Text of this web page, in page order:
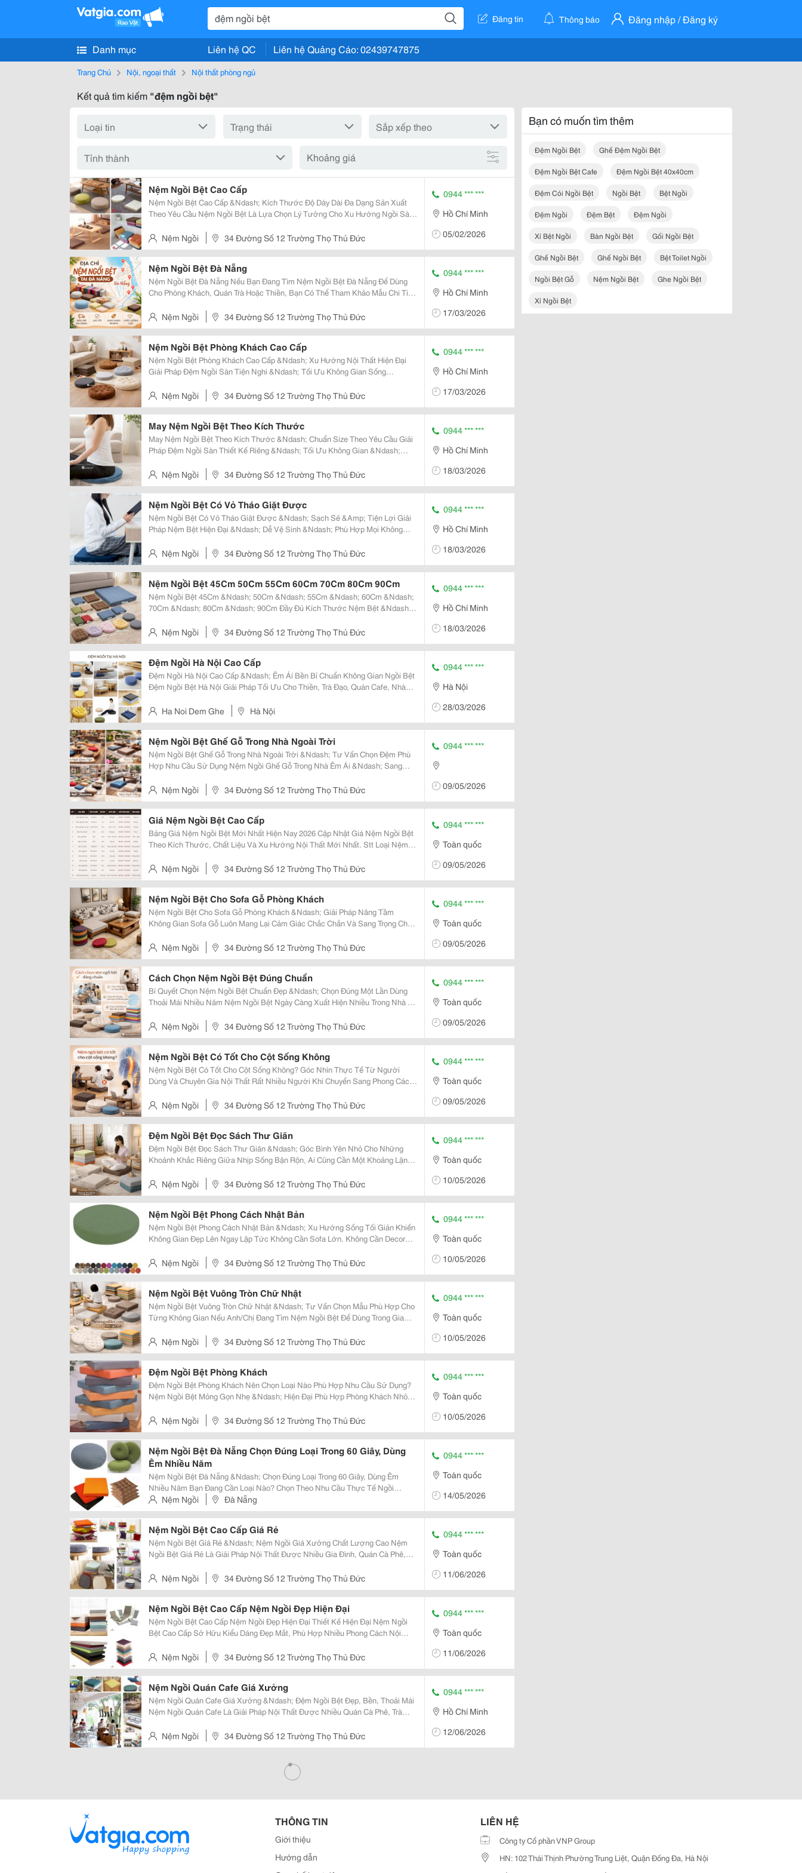
Đăng tin Thông báo Đăng nhập / Đăng ký
Danh mục Liên hệ QC Liên hệ Quảng Cáo: 02439747875
Trang Chủ Nội, ngoại thất Nội thất phòng ngủ
Kết quả tìm kiếm "đệm ngồi bệt"
Khoảng giá
Nệm Ngồi Bệt Cao Cấp
Nệm Ngồi Bệt Cao Cấp &Ndash; Kích Thước Độ Dày Dài Đa Dạng Sản Xuất
Theo Yêu Cầu Nệm Ngồi Bệt Là Lựa Chọn Lý Tưởng Cho Xu Hướng Ngồi Sàn
Khi Sử Dụng Lâu. Sản Phẩm Phù Hợp Cho Gia...
Nệm Ngồi 34 Đường Số 12 Trường Thọ Thủ Đức
0944 *** ***
Hồ Chí Minh
05/02/2026
Nệm Ngồi Bệt Đà Nẵng
Nệm Ngồi Bệt Đà Nẵng Nếu Bạn Đang Tìm Nệm Ngồi Bệt Đà Nẵng Để Dùng
Cho Phòng Khách, Quán Trà Hoặc Thiền, Bạn Có Thể Tham Khảo Mẫu Chi Tiết
Chọn. Nệm Lót Ngồi Dưới Sàn Tiện Lợi Cho...
Nệm Ngồi 34 Đường Số 12 Trường Thọ Thủ Đức
0944 *** ***
Hồ Chí Minh
17/03/2026
Nệm Ngồi Bệt Phòng Khách Cao Cấp
Nệm Ngồi Bệt Phòng Khách Cao Cấp &Ndash; Xu Hướng Nội Thất Hiện Đại
Giải Pháp Đệm Ngồi Sàn Tiện Nghi &Ndash; Tối Ưu Không Gian Sống
Ngồi Bệt Phòng Khách Đang Trở Thành Lựa...
Nệm Ngồi 34 Đường Số 12 Trường Thọ Thủ Đức
0944 *** ***
Hồ Chí Minh
17/03/2026
May Nệm Ngồi Bệt Theo Kích Thước
May Nệm Ngồi Bệt Theo Kích Thước &Ndash; Chuẩn Size Theo Yêu Cầu Giải
Pháp Đệm Ngồi Sàn Thiết Kế Riêng &Ndash; Tối Ưu Không Gian &Ndash;
Thành Xu Hướng Trong Thiết Kế Nội Thất...
Nệm Ngồi 34 Đường Số 12 Trường Thọ Thủ Đức
0944 *** ***
Hồ Chí Minh
18/03/2026
Nệm Ngồi Bệt Có Vỏ Tháo Giặt Được
Nệm Ngồi Bệt Có Vỏ Tháo Giặt Được &Ndash; Sạch Sẽ &Amp; Tiện Lợi Giải
Pháp Nệm Bệt Hiện Đại &Ndash; Dễ Vệ Sinh &Ndash; Phù Hợp Mọi Không
Lại Sự Thoải Mái Mà Còn Giúp Tối Ưu...
Nệm Ngồi 34 Đường Số 12 Trường Thọ Thủ Đức
0944 *** ***
Hồ Chí Minh
18/03/2026
Nệm Ngồi Bệt 45Cm 50Cm 55Cm 60Cm 70Cm 80Cm 90Cm
Nệm Ngồi Bệt 45Cm &Ndash; 50Cm &Ndash; 55Cm &Ndash; 60Cm &Ndash;
70Cm &Ndash; 80Cm &Ndash; 90Cm Đầy Đủ Kích Thước Nệm Bệt &Ndash;
Bệt Hiện Nay Được Thiết Kế Với Nhiều Kích Thước...
Nệm Ngồi 34 Đường Số 12 Trường Thọ Thủ Đức
0944 *** ***
Hồ Chí Minh
18/03/2026
Đệm Ngồi Hà Nội Cao Cấp
Đệm Ngồi Hà Nội Cao Cấp &Ndash; Êm Ái Bền Bỉ Chuẩn Không Gian Ngồi Bệt
Đệm Ngồi Bệt Hà Nội Giải Pháp Tối Ưu Cho Thiền, Trà Đạo, Quán Cafe, Nhà
Ái &Ndash; Bền Lâu &Ndash; Dễ Vệ...
Ha Noi Dem Ghe Hà Nội
0944 *** ***
Hà Nội
28/03/2026
Nệm Ngồi Bệt Ghế Gỗ Trong Nhà Ngoài Trời
Nệm Ngồi Bệt Ghế Gỗ Trong Nhà Ngoài Trời &Ndash; Tư Vấn Chọn Đệm Phù
Hợp Nhu Cầu Sử Dụng Nệm Ngồi Ghế Gỗ Trong Nhà Êm Ái &Ndash; Sang
Chất Liệu Mềm Mại, Màu Sắc Hài Hòa...
Nệm Ngồi 34 Đường Số 12 Trường Thọ Thủ Đức
0944 *** ***
09/05/2026
Giá Nệm Ngồi Bệt Cao Cấp
Bảng Giá Nệm Ngồi Bệt Mới Nhất Hiện Nay 2026 Cập Nhật Giá Nệm Ngồi Bệt
Theo Kích Thước, Chất Liệu Và Xu Hướng Nội Thất Mới Nhất. Stt Loại Nệm
Vuông ...
Nệm Ngồi 34 Đường Số 12 Trường Thọ Thủ Đức
0944 *** ***
Toàn quốc
09/05/2026
Nệm Ngồi Bệt Cho Sofa Gỗ Phòng Khách
Nệm Ngồi Bệt Cho Sofa Gỗ Phòng Khách &Ndash; Giải Pháp Nâng Tầm
Không Gian Sofa Gỗ Luôn Mang Lại Cảm Giác Chắc Chắn Và Sang Trọng Cho
Trải Nghiệm Ngồi Thường Khá Cứng Và...
Nệm Ngồi 34 Đường Số 12 Trường Thọ Thủ Đức
0944 *** ***
Toàn quốc
09/05/2026
Cách Chọn Nệm Ngồi Bệt Đúng Chuẩn
Bí Quyết Chọn Nệm Ngồi Bệt Chuẩn Đẹp &Ndash; Chọn Đúng Một Lần Dùng
Thoải Mái Nhiều Năm Nệm Ngồi Bệt Ngày Càng Xuất Hiện Nhiều Trong Nhà Ở
Không Phải Ai Cũng Biết Cách Chọn...
Nệm Ngồi 34 Đường Số 12 Trường Thọ Thủ Đức
0944 *** ***
Toàn quốc
09/05/2026
Nệm Ngồi Bệt Có Tốt Cho Cột Sống Không
Nệm Ngồi Bệt Có Tốt Cho Cột Sống Không? Góc Nhìn Thực Tế Từ Người
Dùng Và Chuyên Gia Nội Thất Rất Nhiều Người Khi Chuyển Sang Phong Cách
Cột Sống Không? Hay Nói Cách Khác,...
Nệm Ngồi 34 Đường Số 12 Trường Thọ Thủ Đức
0944 *** ***
Toàn quốc
09/05/2026
Đệm Ngồi Bệt Đọc Sách Thư Giãn
Đệm Ngồi Bệt Đọc Sách Thư Giãn &Ndash; Góc Bình Yên Nhỏ Cho Những
Khoảnh Khắc Riêng Giữa Nhịp Sống Bận Rộn, Ai Cũng Cần Một Khoảng Lặng
Ngồi Bệt Đọc Sách Thư Giãn Không Chỉ...
Nệm Ngồi 34 Đường Số 12 Trường Thọ Thủ Đức
0944 *** ***
Toàn quốc
10/05/2026
Nệm Ngồi Bệt Phong Cách Nhật Bản
Nệm Ngồi Bệt Phong Cách Nhật Bản &Ndash; Xu Hướng Sống Tối Giản Khiến
Không Gian Đẹp Lên Ngay Lập Tức Không Cần Sofa Lớn. Không Cần Decor
Căn Phòng Bình Thường Thành Góc...
Nệm Ngồi 34 Đường Số 12 Trường Thọ Thủ Đức
0944 *** ***
Toàn quốc
10/05/2026
Nệm Ngồi Bệt Vuông Tròn Chữ Nhật
Nệm Ngồi Bệt Vuông Tròn Chữ Nhật &Ndash; Tư Vấn Chọn Mẫu Phù Hợp Cho
Từng Không Gian Nếu Anh/Chị Đang Tìm Nệm Ngồi Bệt Để Dùng Trong Gia
Quan Trọng. Hiện Nay Khách Hàng...
Nệm Ngồi 34 Đường Số 12 Trường Thọ Thủ Đức
0944 *** ***
Toàn quốc
10/05/2026
Đệm Ngồi Bệt Phòng Khách
Đệm Ngồi Bệt Phòng Khách Nên Chọn Loại Nào Phù Hợp Nhu Cầu Sử Dụng?
Nệm Ngồi Bệt Mỏng Gọn Nhẹ &Ndash; Hiện Đại Phù Hợp Phòng Khách Nhỏ
Cho Phòng Khách. Đây Là Lựa...
Nệm Ngồi 34 Đường Số 12 Trường Thọ Thủ Đức
0944 *** ***
Toàn quốc
10/05/2026
Nệm Ngồi Bệt Đà Nẵng Chọn Đúng Loại Trong 60 Giây, Dùng
Êm Nhiều Năm
Nệm Ngồi Bệt Đà Nẵng &Ndash; Chọn Đúng Loại Trong 60 Giây, Dùng Êm
Nhiều Năm Bạn Đang Cần Loại Nào? Chọn Theo Nhu Cầu Thực Tế Ngồi
&Ndash; Nằm &Ndash; Decor Tại Đà Nẵng, Nệm Ngồi Bệt Có Nhiều Loại:
Nệm Ngồi Trà Sữa, Nệm Sofa Bệt, Nệm...
Nệm Ngồi Đà Nẵng
0944 *** ***
Toàn quốc
14/05/2026
Nệm Ngồi Bệt Cao Cấp Giá Rẻ
Nệm Ngồi Bệt Giá Rẻ &Ndash; Nệm Ngồi Giá Xưởng Chất Lượng Cao Nệm
Ngồi Bệt Giá Rẻ Là Giải Pháp Nội Thất Được Nhiều Gia Đình, Quán Cà Phê,
Tiện Lợi Và Chi Phí Hợp Lý. Mua Trực Tiếp...
Nệm Ngồi 34 Đường Số 12 Trường Thọ Thủ Đức
0944 *** ***
Toàn quốc
11/06/2026
Nệm Ngồi Bệt Cao Cấp Nệm Ngồi Đẹp Hiện Đại
Nệm Ngồi Bệt Cao Cấp Nệm Ngồi Đẹp Hiện Đại Thiết Kế Hiện Đại Nệm Ngồi
Bệt Cao Cấp Sở Hữu Kiểu Dáng Đẹp Mắt, Phù Hợp Nhiều Phong Cách Nội
Kết Hợp Vỏ Bọc Bền Đẹp,...
Nệm Ngồi 34 Đường Số 12 Trường Thọ Thủ Đức
0944 *** ***
Toàn quốc
11/06/2026
Nệm Ngồi Quán Cafe Giá Xưởng
Nệm Ngồi Quán Cafe Giá Xưởng &Ndash; Đệm Ngồi Bệt Đẹp, Bền, Thoải Mái
Nệm Ngồi Quán Cafe Là Giải Pháp Nội Thất Được Nhiều Quán Cà Phê, Trà
Diện Tích, Tạo Không Gian Gần Gũi, Thoải...
Nệm Ngồi 34 Đường Số 12 Trường Thọ Thủ Đức
0944 *** ***
Hồ Chí Minh
12/06/2026
Bạn có muốn tìm thêm
Đệm Ngồi Bệt Ghế Đệm Ngồi Bệt
Đệm Ngồi Bệt Cafe Đệm Ngồi Bệt 40x40cm
Đệm Cói Ngồi Bệt Ngồi Bệt Bệt Ngồi
Đệm Ngồi Đệm Bệt Đệm Ngồi
Xí Bệt Ngồi Bàn Ngồi Bệt Gối Ngồi Bệt
Ghế Ngồi Bệt Ghế Ngồi Bệt Bệt Toilet Ngồi
Ngồi Bệt Gỗ Nệm Ngồi Bệt Ghe Ngồi Bệt
Xí Ngồi Bệt
THÔNG TIN
Giới thiệu
Hướng dẫn
LIÊN HỆ
Công ty Cổ phần VNP Group
HN: 102 Thái Thịnh Phường Trung Liệt, Quận Đống Đa, Hà Nội